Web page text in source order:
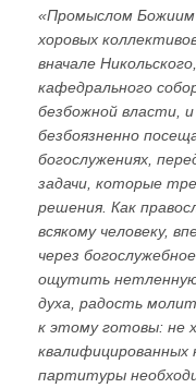
«Промыслом
хоровых
вначале
кафедрального
безбожной власти,
безбоязненно
богослужениях,
задачи, которые
решения. Как
всякому человеку,
через
ощутить нетленную
духа, радость
к этому готовы: не
партитуры